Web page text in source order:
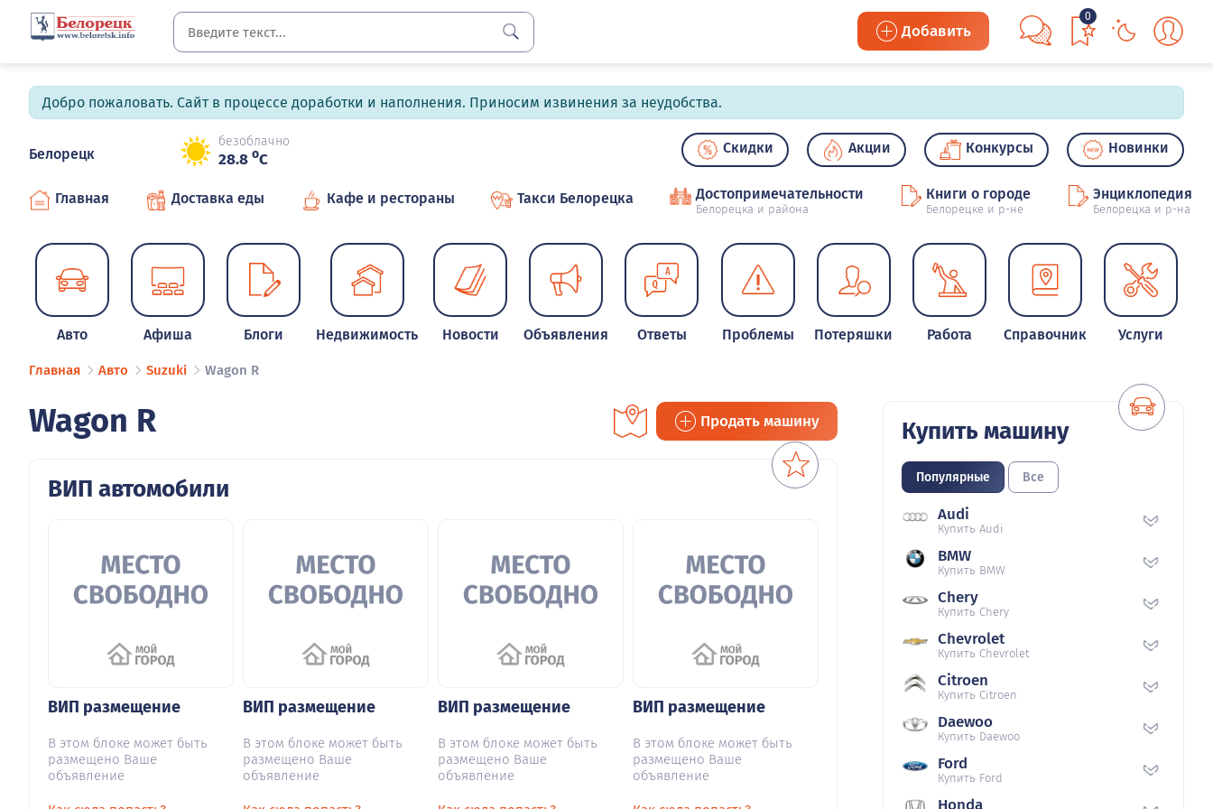
Добавить
0
Добро пожаловать. Сайт в процессе доработки и наполнения. Приносим извинения за неудобства.
Белорецк
безоблачно
28.8 oC
Скидки Акции Конкурсы Новинки
Главная Доставка еды Кафе и рестораны Такси Белорецка Достопримечательности
Белорецка и района
Книги о городе
Белорецке и р-не
Энциклопедия
Белорецка и р-на
Авто Афиша Блоги Недвижимость Новости Объявления Ответы Проблемы Потеряшки Работа Справочник Услуги
Главная Авто Suzuki Wagon R
Wagon R Продать машину
ВИП автомобили
ВИП размещение
В этом блоке может быть
размещено Ваше
объявление
ВИП размещение
В этом блоке может быть
размещено Ваше
объявление
ВИП размещение
В этом блоке может быть
размещено Ваше
объявление
ВИП размещение
В этом блоке может быть
размещено Ваше
объявление
Купить машину
Популярные Все
Audi
Купить Audi
BMW
Купить BMW
Chery
Купить Chery
Chevrolet
Купить Chevrolet
Citroen
Купить Citroen
Daewoo
Купить Daewoo
Ford
Купить Ford
Honda